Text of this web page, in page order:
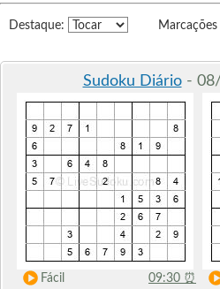
Destaque: Marcações
Sudoku Diário- 08/
Fácil 09:30 ⏰